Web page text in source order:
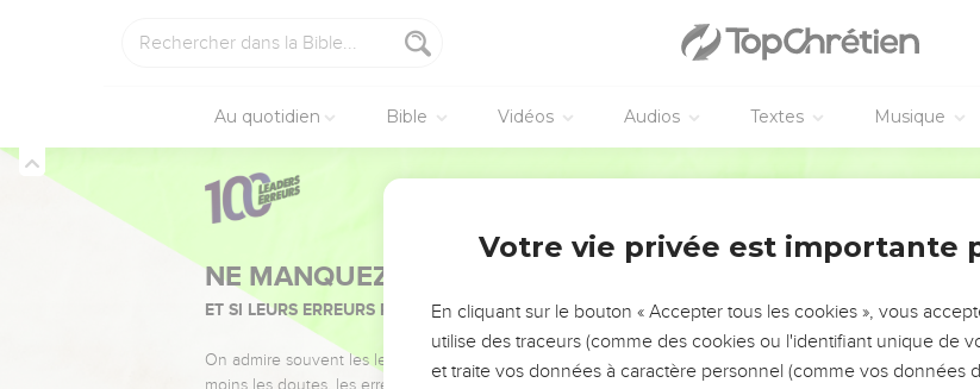
Au quotidien Bible Vidéos Audios Textes Musique
22
et que cette eau porteuse de malédiction pénètre dans tes entrailles pour
» Le prêtre écrira ces malédictions dans un livre, puis les effacera avec
24 Il fera boire à la femme l’eau amère porteuse de malédiction et cette eau
l'amertume.
et l'offrira sur l'autel.
Il prendra une poignée de cette offrande comme souvenir et la brûlera
boire l’eau à la femme.
Quand il aura fait boire l’eau, si la femme s’est rendue impure et a été
malédiction entrera en elle pour produire l'amertume ; son ventre enflera, sa
Votre vie privée est importante
En cliquant sur le bouton « Accepter tous les cookies », vous
utilise des traceurs (comme des cookies ou l'identifiant unique de
et traite vos données à caractère personnel (comme vos données